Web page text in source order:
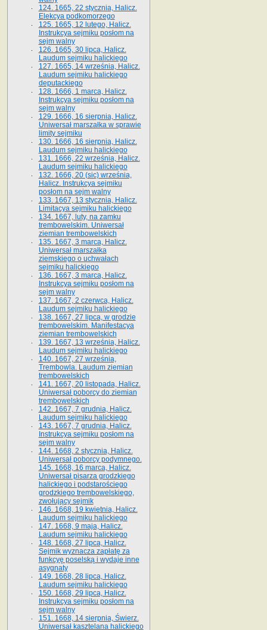
124. 1665, 22 stycznia, Halicz.
Elekcya podkomorzego
125. 1665, 12 lutego, Halicz.
Instrukcya sejmiku posłom na
sejm walny
126. 1665, 30 lipca, Halicz.
Laudum sejmiku halickiego
127. 1665, 14 września, Halicz.
Laudum sejmiku halickiego
deputackiego
128. 1666, 1 marca, Halicz.
Instrukcya sejmiku posłom na
sejm walny
129. 1666, 16 sierpnia, Halicz.
Uniwersał marszałka w sprawie
limity sejmiku
130. 1666, 16 sierpnia, Halicz.
Laudum sejmiku halickiego
131. 1666, 22 września, Halicz.
Laudum sejmiku halickiego
132. 1666, 20 (sic) września,
Halicz. Instrukcya sejmiku
posłom na sejm walny
133. 1667, 13 stycznia, Halicz.
Limitacya sejmiku halickiego
134. 1667, luty, na zamku
trembowelskim. Uniwersał
ziemian trembowelskich
135. 1667, 3 marca, Halicz.
Uniwersał marszałka
ziemskiego o uchwałach
sejmiku halickiego
136. 1667, 3 marca, Halicz.
Instrukcya sejmiku posłom na
sejm walny
137. 1667, 2 czerwca, Halicz.
Laudum sejmiku halickiego
138. 1667, 27 lipca, w grodzie
trembowelskim. Manifestacya
ziemian trembowelskich
139. 1667, 13 września, Halicz.
Laudum sejmiku halickiego
140. 1667, 27 września,
Trembowla. Laudum ziemian
trembowelskich
141. 1667, 20 listopada, Halicz.
Uniwersał poborcy do ziemian
trembowelskich
142. 1667, 7 grudnia, Halicz.
Laudum sejmiku halickiego
143. 1667, 7 grudnia, Halicz.
Instrukcya sejmiku posłom na
sejm walny
144. 1668, 2 stycznia, Halicz.
Uniwersał poborcy podymnego.
145. 1668, 16 marca, Halicz.
Uniwersał pisarza grodzkiego
halickiego i podstarościego
grodzkiego trembowelskiego,
zwołujący sejmik
146. 1668, 19 kwietnia, Halicz.
Laudum sejmiku halickiego
147. 1668, 9 maja, Halicz.
Laudum sejmiku halickiego
148. 1668, 27 lipca, Halicz.
Sejmik wyznacza zapłatę za
funkcyę poselską i wydaje inne
asygnaty
149. 1668, 28 lipca, Halicz.
Laudum sejmiku halickiego
150. 1668, 29 lipca, Halicz.
Instrukcya sejmiku posłom na
sejm walny
151. 1668, 14 sierpnia, Świerz.
Uniwersał kasztelana halickiego